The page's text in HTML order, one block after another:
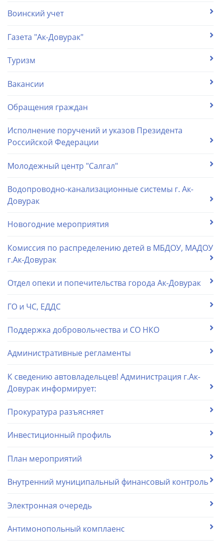
Воинский учет
Газета "Ак-Довурак"
Туризм
Вакансии
Обращения граждан
Исполнение поручений и указов Президента
Российской Федерации
Молодежный центр "Салгал"
Водопроводно-канализационные системы г. Ак-
Довурак
Новогодние мероприятия
Комиссия по распределению детей в МБДОУ, МАДОУ
г.Ак-Довурак
Отдел опеки и попечительства города Ак-Довурак
ГО и ЧС, ЕДДС
Поддержка добровольчества и СО НКО
Административные регламенты
К сведению автовладельцев! Администрация г.Ак-
Довурак информирует:
Прокуратура разъясняет
Инвестиционный профиль
План мероприятий
Внутренний муниципальный финансовый контроль
Электронная очередь
Антимонопольный комплаенс